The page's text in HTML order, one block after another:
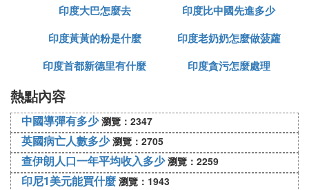
視覺沖擊1、建築
新德里，這里是印度最繁華的城市之一。出了機場，
我有一種穿越的感覺，彷彿回到了20年前，甚至30年
前。我面前的根本不是大城市，很像我家鄉的一個小
鎮。除了少數高樓，大部分都是3-6層的小樓，非常
低矮破舊。說實話，連我家鄉的小鎮都不如。那是我
當時的感受。
印度大巴怎麼去
印度比中國先進多少
印度黃黃的粉是什麼
印度老奶奶怎麼做菠蘿
印度首都新德里有什麼
印度貪污怎麼處理
熱點內容
中國導彈有多少 瀏覽：2347
英國病亡人數多少 瀏覽：2705
查伊朗人口一年平均收入多少 瀏覽：2259
印尼1美元能買什麼 瀏覽：1943